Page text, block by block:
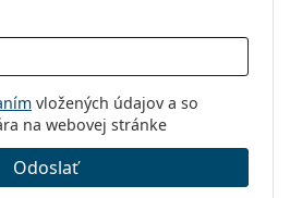
vložených údajov a so
na webovej stránke
Odoslať